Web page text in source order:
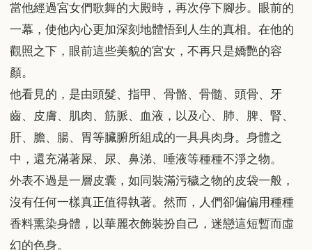
當他經過宮女們歌舞的大殿時，再次停下腳步。眼前的
一幕，使他內心更加深刻地體悟到人生的真相。在他的
觀照之下，眼前這些美貌的宮女，不再只是嬌艷的容
顏。
他看見的，是由頭髮、指甲、骨骼、骨髓、頭骨、牙
齒、皮膚、肌肉、筋脈、血液，以及心、肺、脾、腎、
肝、膽、腸、胃等臟腑所組成的一具具肉身。身體之
中，還充滿著屎、尿、鼻涕、唾液等種種不淨之物。
外表不過是一層皮囊，如同裝滿污穢之物的皮袋一般，
沒有任何一樣真正值得執著。然而，人們卻偏偏用種種
香料熏染身體，以華麗衣飾裝扮自己，迷戀這短暫而虛
幻的色身。